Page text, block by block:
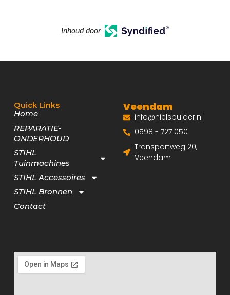
Inhoud door
Quick Links
Home
REPARATIE-
ONDERHOUD
STIHL
Tuinmachines
STIHL Accessoires
STIHL Bronnen
Contact
Veendam
info@nielsbulder.nl
0598 - 727 050
Transportweg 20,
Veendam